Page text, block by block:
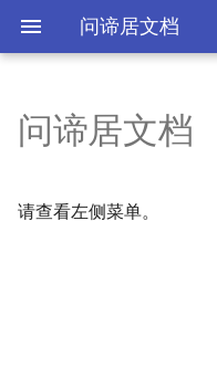
问谛居文档
用户协议
隐私政策
二维码生成
Motd获取
问谛居文档
请查看左侧菜单。